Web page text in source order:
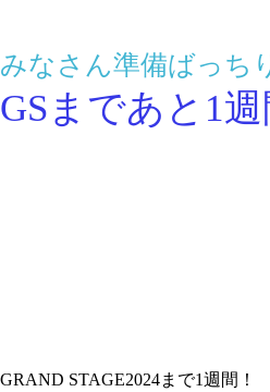
みなさん準備ばっち
GSまであと1週
GRAND STAGE2024まで1週間！